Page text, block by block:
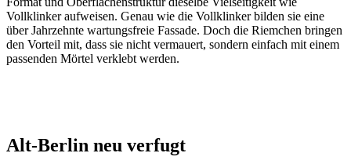
Vollklinker aufweisen. Genau wie die Vollklinker bilden sie eine
über Jahrzehnte wartungsfreie Fassade. Doch die Riemchen bringen
den Vorteil mit, dass sie nicht vermauert, sondern einfach mit einem
passenden Mörtel verklebt werden.
Alt-Berlin neu verfugt